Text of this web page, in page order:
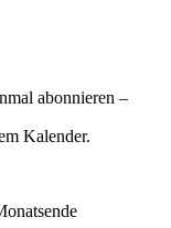
abonnieren –
Kalender.